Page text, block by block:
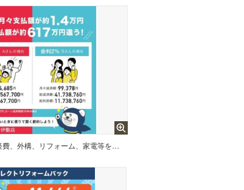
購入諸経費、外構、リフォーム、家電等をまとめて住宅ローンにできます！